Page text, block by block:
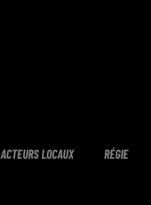
ACTEURS LOCAUX RÉGIE